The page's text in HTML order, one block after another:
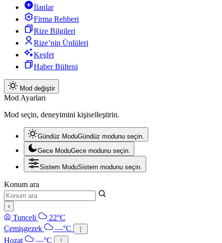
İlanlar
Firma Rehberi
Rize Bilgileri
Rize’nin Ünlüleri
Keşfet
Haber Bülteni
Mod değiştir
Mod Ayarları
Mod seçin, deneyimini kişiselleştirin.
Gündüz ModuGündüz modunu seçin.
Gece ModuGece modunu seçin.
Sistem ModuSistem modunu seçin.
Konum ara
‹
Tunceli
22°C
Çemişgezek
—°C ⋮
Hozat —°C ⋮